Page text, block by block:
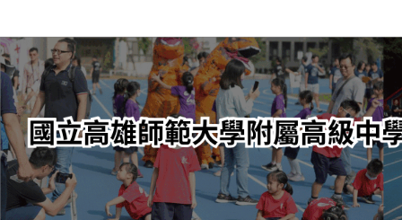
轉
至
主
內
容